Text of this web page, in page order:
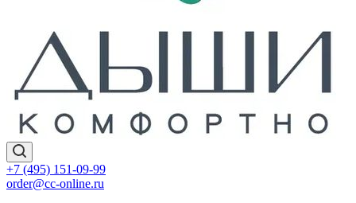
+7 (495) 151-09-99
order@cc-online.ru